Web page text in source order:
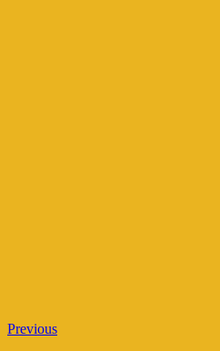
Previous